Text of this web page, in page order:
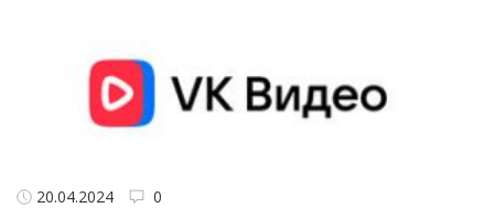
20.04.2024 0